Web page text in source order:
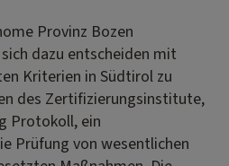
Provinz Bozen
dazu entscheiden mit
Kriterien in Südtirol zu
des Zertifizierungsinstitute,
Protokoll, ein
Prüfung von wesentlichen